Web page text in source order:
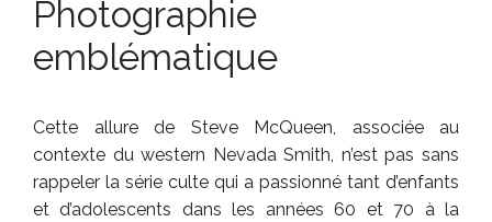
Photographie
emblématique
Cette allure de Steve McQueen, associée au
contexte du western Nevada Smith, n’est pas sans
rappeler la série culte qui a passionné tant d’enfants
et d’adolescents dans les années 60 et 70 à la